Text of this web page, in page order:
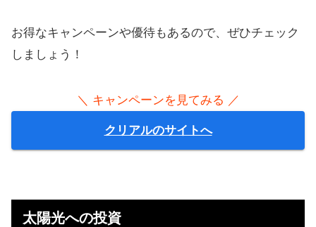
お得なキャンペーンや優待もあるので、ぜひチェック
しましょう！
＼ キャンペーンを見てみる ／
クリアルのサイトへ
太陽光への投資